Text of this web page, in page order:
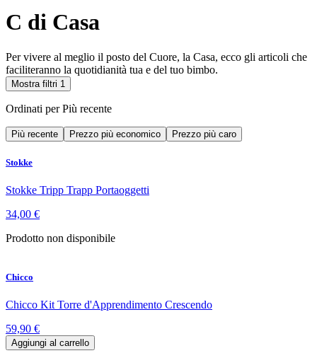
C di Casa
Per vivere al meglio il posto del Cuore, la Casa, ecco gli articoli che
faciliteranno la quotidianità tua e del tuo bimbo.
Mostra filtri 1
Ordinati perPiù recente
Più recente Prezzo più economico Prezzo più caro
Stokke
Stokke Tripp Trapp Portaoggetti
34,00 €
Prodotto non disponibile
Chicco
Chicco Kit Torre d'Apprendimento Crescendo
59,90 €
Aggiungi al carrello